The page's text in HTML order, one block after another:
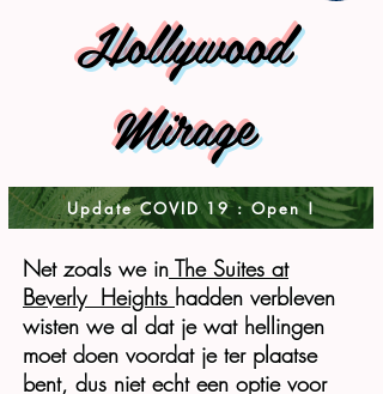
Hollywood
Mirage
Update COVID 19 : Open !
Net zoals we in The Suites at
Beverly Heights hadden verbleven
wisten we al dat je wat hellingen
moet doen voordat je ter plaatse
bent, dus niet echt een optie voor